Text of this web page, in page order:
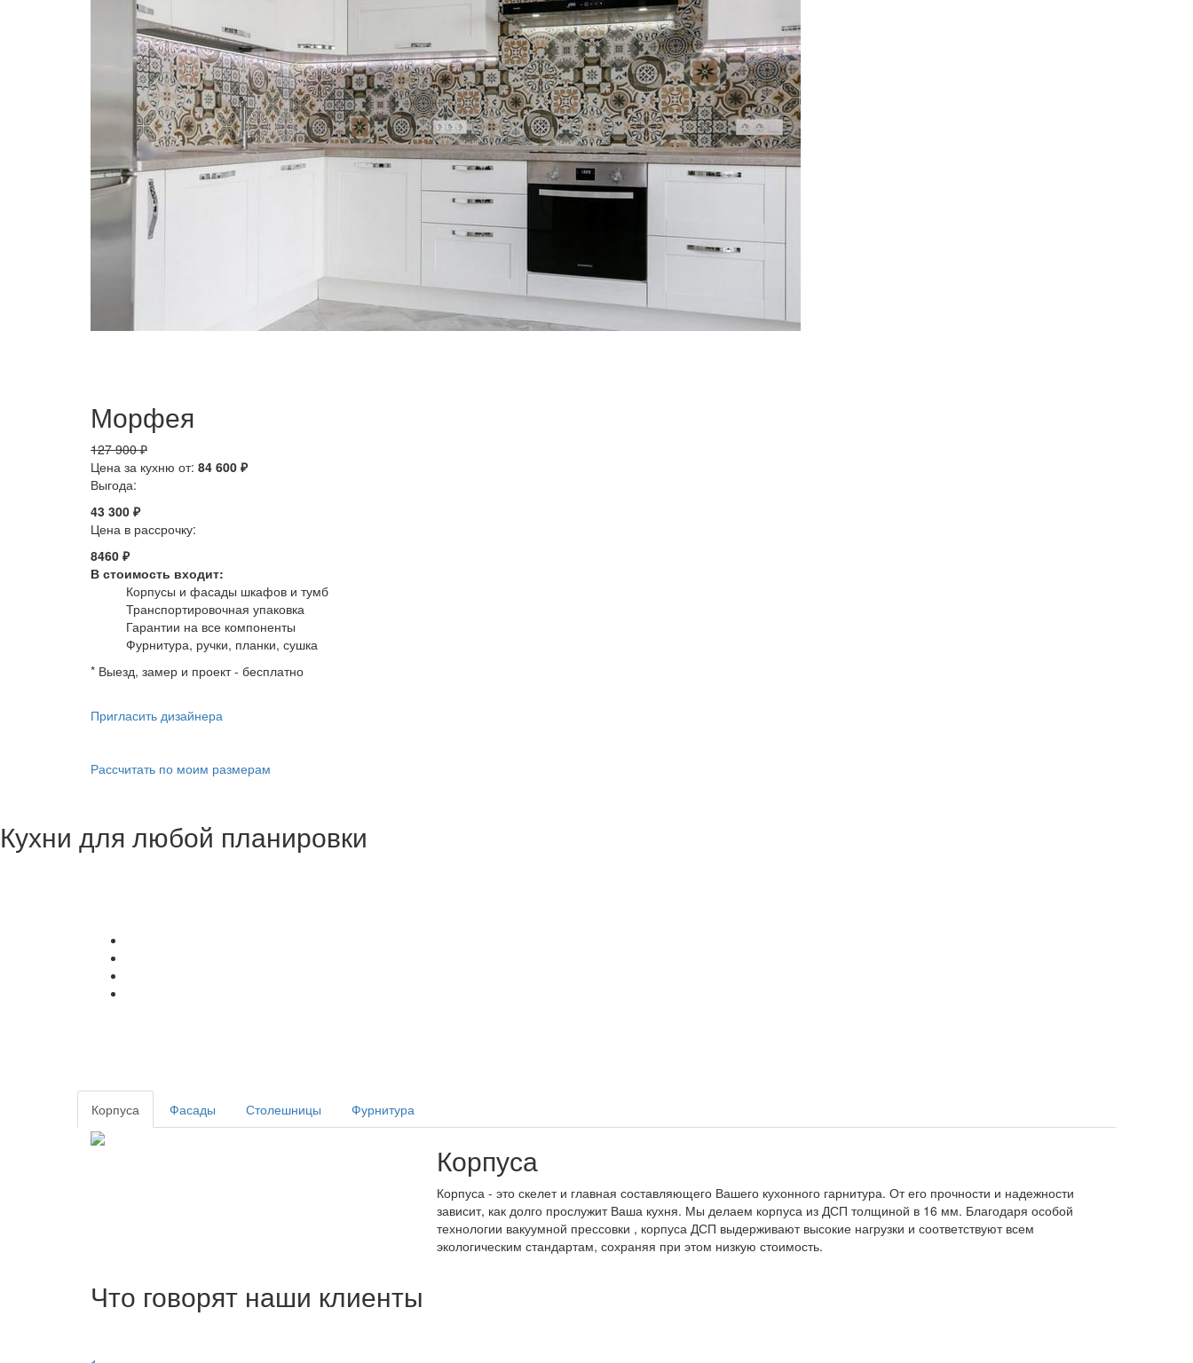
Морфея
127 900 ₽
Цена за кухню от: 84 600 ₽
Выгода:
43 300 ₽
Цена в рассрочку:
8460 ₽
В стоимость входит:
Корпусы и фасады шкафов и тумб
Транспортировочная упаковка
Гарантии на все компоненты
Фурнитура, ручки, планки, сушка
* Выезд, замер и проект - бесплатно
Пригласить дизайнера
Рассчитать по моим размерам
Кухни для любой планировки
Корпуса Фасады Столешницы Фурнитура
Корпуса
Корпуса - это скелет и главная составляющего Вашего кухонного гарнитура. От его прочности и надежности
зависит, как долго прослужит Ваша кухня. Мы делаем корпуса из ДСП толщиной в 16 мм. Благодаря особой
технологии вакуумной прессовки , корпуса ДСП выдерживают высокие нагрузки и соответствуют всем
экологическим стандартам, сохраняя при этом низкую стоимость.
Что говорят наши клиенты